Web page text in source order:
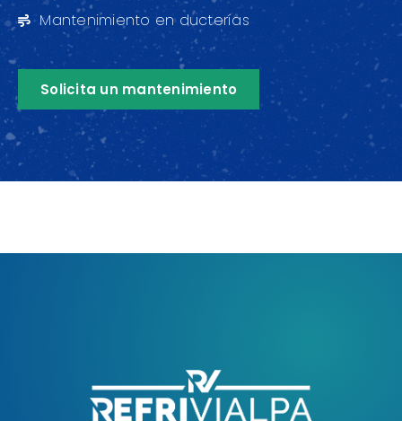
Mantenimiento en ducterías
Solicita un mantenimiento